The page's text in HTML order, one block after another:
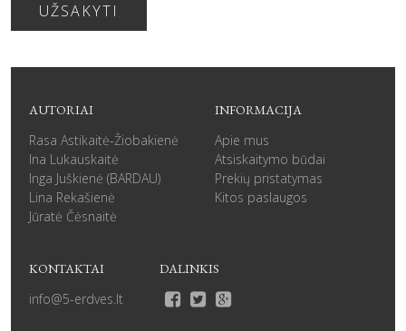
UŽSAKYTI
AUTORIAI
Rasa Astikaitė-Žiobakienė
Ina Lukauskaitė
Inga Juškienė (BARDAU)
Lina Rekašienė
Jūratė Čėsnaitė
INFORMACIJA
Apie mus
Atsiskaitymo būdai
Prekių pristatymas
Kitos paslaugos
KONTAKTAI
info@5-erdves.lt
DALINKIS